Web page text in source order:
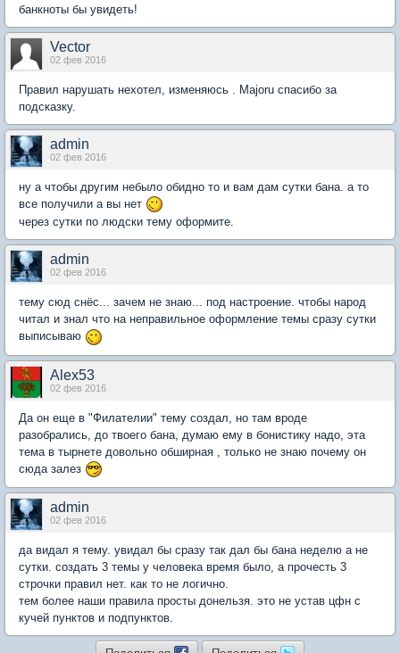
банкноты бы увидеть!
Vector
02 фев 2016
Правил нарушать нехотел, изменяюсь . Majoru спасибо за
подсказку.
admin
02 фев 2016
ну а чтобы другим небыло обидно то и вам дам сутки бана. а то
все получили а вы нет
через сутки по людски тему оформите.
admin
02 фев 2016
тему сюд снёс... зачем не знаю... под настроение. чтобы народ
читал и знал что на неправильное оформление темы сразу сутки
выписываю
Alex53
02 фев 2016
Да он еще в "Филателии" тему создал, но там вроде
разобрались, до твоего бана, думаю ему в бонистику надо, эта
тема в тырнете довольно обширная , только не знаю почему он
сюда залез
admin
02 фев 2016
да видал я тему. увидал бы сразу так дал бы бана неделю а не
сутки. создать 3 темы у человека время было, а прочесть 3
строчки правил нет. как то не логично.
тем более наши правила просты донельзя. это не устав цфн с
кучей пунктов и подпунктов.